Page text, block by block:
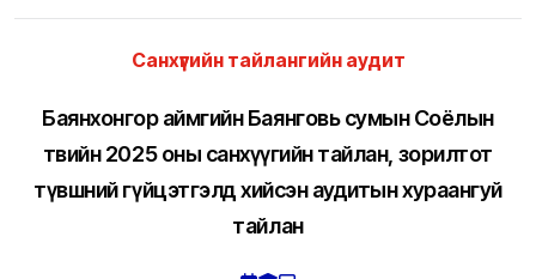
Санхүүгийн тайлангийн аудит
Баянхонгор аймгийн Баянговь сумын Соёлын
төвийн 2025 оны санхүүгийн тайлан, зорилтот
түвшний гүйцэтгэлд хийсэн аудитын хураангуй
тайлан